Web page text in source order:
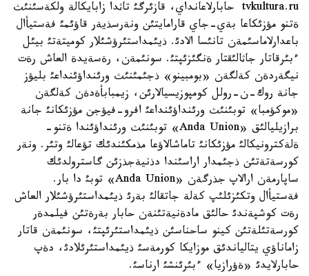
tvkultura.ru حابارلاعانداي، قازئرگئ تاثدا زابايكالة ولكةسئنئث
ةتنو مؤزئكاعا بةي-جاي قارامايتئن ونةرسذيةر قاؤئمئ فةستيأال
باعدارلاماسئمةن تانئسا الادئ. ذيئمداستئرؤشئلار كوميتةتئ بيئل
ءبئرقاتار جاثالئقتار ةنگئزئپتئ. سونئمةن، رةسةيدة العاش رةت
نيگةردةن كةلگةن «بومبينو» ذجئمئنئث ورئنداؤئنداعئ بليؤز
جانة روك-ن-رولل كومپوزيسيالارئن، زيمبابأةدةن كةلگةن
«موكؤمبا» توبئنئث ورئنداؤئنداعئ افرو-فيؤجن مؤزئكانئ جانة
برازيليالئق «Anda Union» توبئنئث ورئنداؤئندا ةتنو-
ةلةكترونيكالئ مؤزئكانئ تاماشالاؤعا مذمكئندئك تؤعالئ وتئر. ونةر
كورسةتةتئن ذجئمدار اراسئندا دذنيةجذزئن گاسترولدئك
ساپارمةن ارالاپ جذرگةن «Anda Union» توبئ دا بار.
فةستيأال وتكئزئلئپ كةلة جاتقالئ بةرئ ذيئمداستئرؤشئلار العاش
رةت كوشپةندئ حالئق مادةنيةتئنةن حابار بةرةتئن فيلمدةر
كورسةتئلةتئن كينو ساحناسئن ذيئمداستئرئپتئ، سونئمةن قاتار
زاماناؤي يتالياندئق موزايكا كورمةسئ ذيئمداستئرئلادئ، دةپ
حابارلايدئ «ةؤرازيا» ءبئرئنشئ ارناسئ.